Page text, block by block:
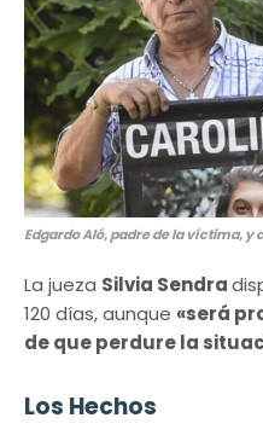
Edgardo Aló, padre de la víctima, y
La jueza Silvia Sendra
120 días, aunque «será
de que perdure la
Los Hechos